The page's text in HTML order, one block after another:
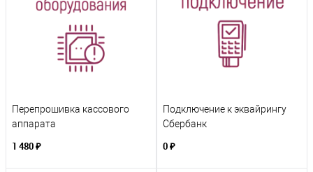
Перепрошивка кассового
аппарата
1 480 ₽
Подключение к эквайрингу
Сбербанк
0 ₽